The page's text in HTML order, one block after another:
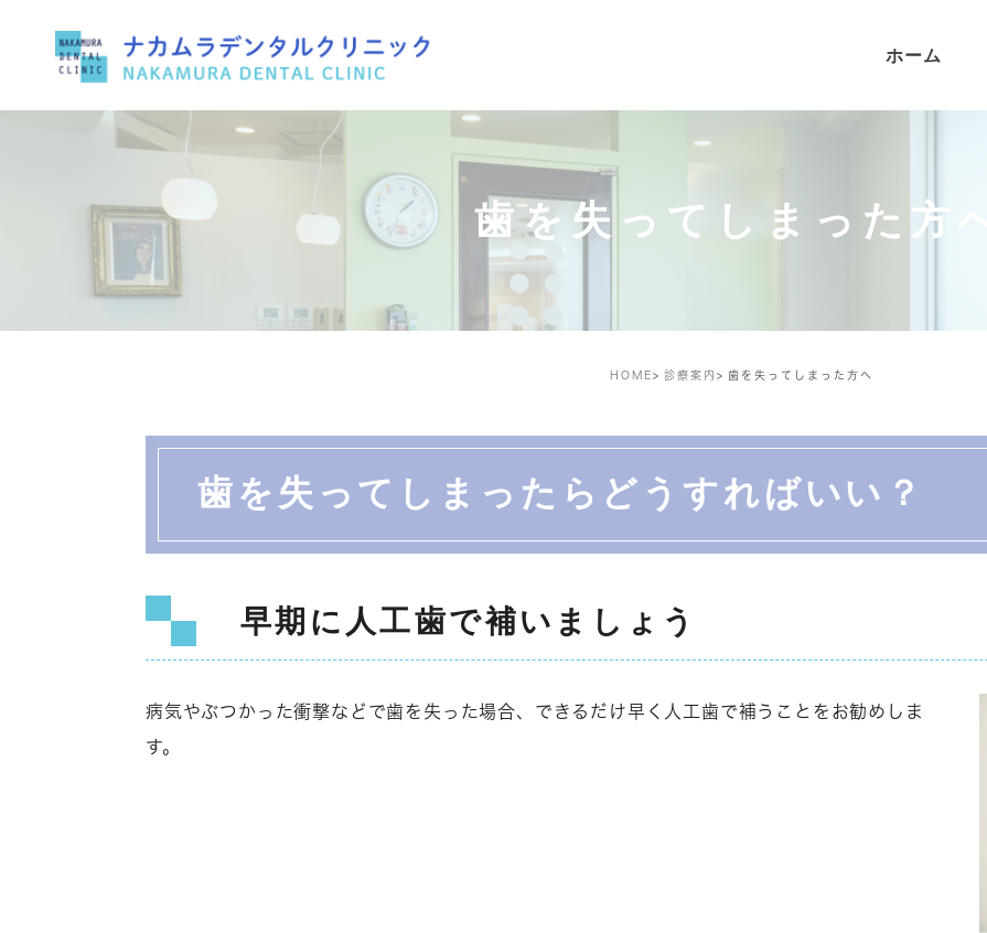
ホーム
歯を失ってしまった方へ
HOME 診療案内 歯を失ってしまった方へ
歯を失ってしまったらどうすればいい？
早期に人工歯で補いましょう
病気やぶつかった衝撃などで歯を失った場合、できるだけ早く人工歯で補うことをお勧めしま
す。